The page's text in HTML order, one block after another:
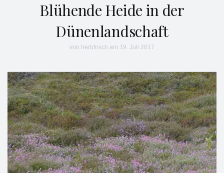
Blühende Heide in der
Dünenlandschaft
von herbfrisch am 19. Juli 2017